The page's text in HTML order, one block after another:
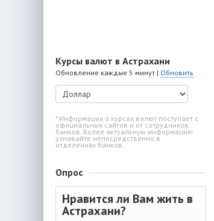
Курсы валют в Астрахани
Обновление каждые 5 минут | Обновить
* Информация о курсах валют поступает с
официальных сайтов и от сотрудников
банков. Более актуальную информацию
узнавайте непосредственно в
отделениях банков.
Опрос
Нравится ли Вам жить в
Астрахани?